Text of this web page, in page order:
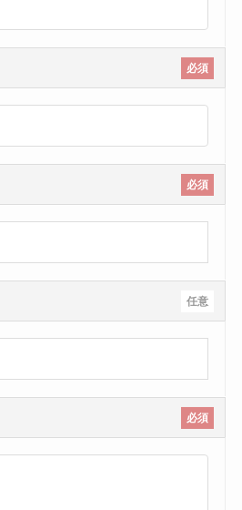
必須
必須
任意
必須